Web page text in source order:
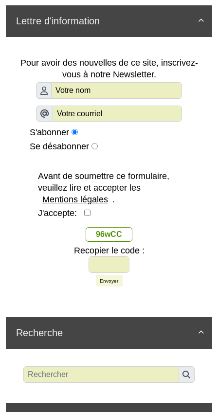

Lettre d'information
Pour avoir des nouvelles de ce site, inscrivez-
vous à notre Newsletter.
S'abonner
Se désabonner
Avant de soumettre ce formulaire,
veuillez lire et accepter les
Mentions légales .
J'accepte:
96wCC
Recopier le code :
Envoyer

Recherche